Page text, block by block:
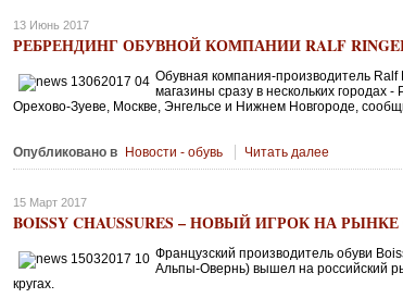
13 Июнь 2017
РЕБРЕНДИНГ ОБУВНОЙ КОМПАНИИ RALF
Обувная компания-производитель
магазины сразу в нескольких городах
Орехово-Зуеве, Москве, Энгельсе и Нижнем Новгороде,
Опубликовано в Новости - обувь Читать далее
15 Март 2017
BOISSY CHAUSSURES – НОВЫЙ ИГРОК НА
Французский производитель обуви
Альпы-Овернь) вышел на российский
кругах.